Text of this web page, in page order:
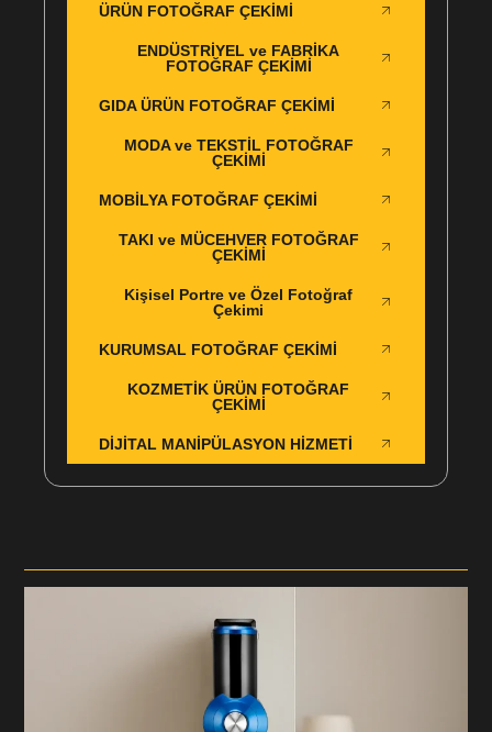
ÜRÜN FOTOĞRAF ÇEKİMİ
ENDÜSTRİYEL ve FABRİKA
FOTOĞRAF ÇEKİMİ
GIDA ÜRÜN FOTOĞRAF ÇEKİMİ
MODA ve TEKSTİL FOTOĞRAF
ÇEKİMİ
MOBİLYA FOTOĞRAF ÇEKİMİ
TAKI ve MÜCEHVER FOTOĞRAF
ÇEKİMİ
Kişisel Portre ve Özel Fotoğraf
Çekimi
KURUMSAL FOTOĞRAF ÇEKİMİ
KOZMETİK ÜRÜN FOTOĞRAF
ÇEKİMİ
DİJİTAL MANİPÜLASYON HİZMETİ